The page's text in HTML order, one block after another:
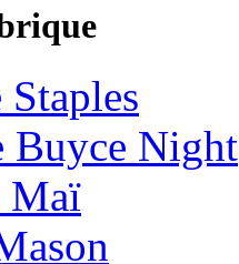
Buyce Night
Maï